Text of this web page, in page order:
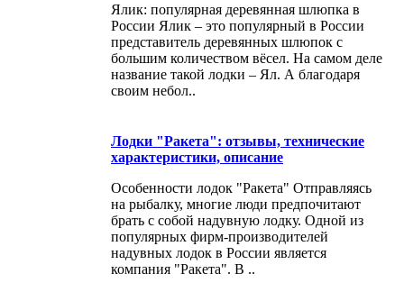
Ялик: популярная деревянная шлюпка в
России Ялик – это популярный в России
представитель деревянных шлюпок с
большим количеством вёсел. На самом деле
название такой лодки – Ял. А благодаря
своим небол..
Лодки "Ракета": отзывы, технические
характеристики, описание
Особенности лодок "Ракета" Отправляясь
на рыбалку, многие люди предпочитают
брать с собой надувную лодку. Одной из
популярных фирм-производителей
надувных лодок в России является
компания "Ракета". В ..